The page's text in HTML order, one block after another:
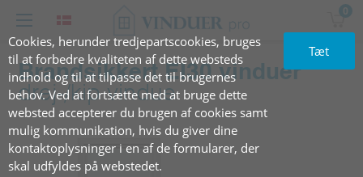
Cookies, herunder tredjepartscookies, bruges
til at forbedre kvaliteten af dette websteds
indhold og til at tilpasse det til brugernes
behov. Ved at fortsætte med at bruge dette
websted accepterer du brugen af cookies samt
mulig kommunikation, hvis du giver dine
kontaktoplysninger i en af de formularer, der
skal udfyldes på webstedet.
Tæt
0
Brandsikkert EI30 vinduer
drej-/kip vindue